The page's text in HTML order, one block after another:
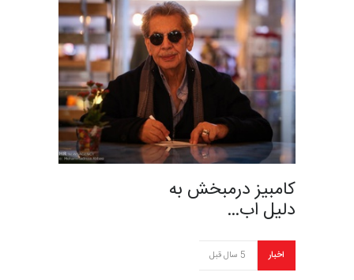
کامبیز درمبخش به
دلیل اب…
اخبار 5 سال قبل